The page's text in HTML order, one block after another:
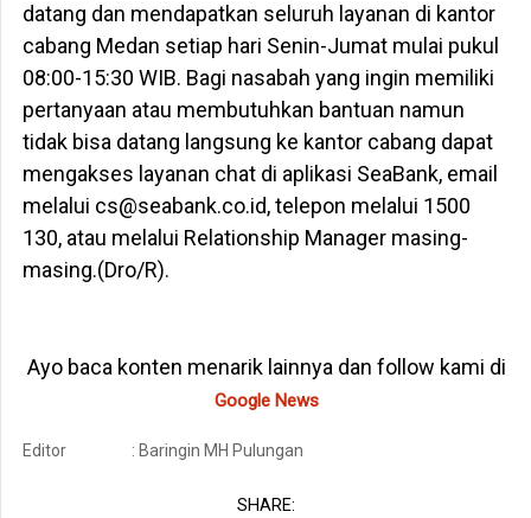
datang dan mendapatkan seluruh layanan di kantor
cabang Medan setiap hari Senin-Jumat mulai pukul
08:00-15:30 WIB. Bagi nasabah yang ingin memiliki
pertanyaan atau membutuhkan bantuan namun
tidak bisa datang langsung ke kantor cabang dapat
mengakses layanan chat di aplikasi SeaBank, email
melalui cs@seabank.co.id, telepon melalui 1500
130, atau melalui Relationship Manager masing-
masing.(Dro/R).
Ayo baca konten menarik lainnya dan follow kami di
Google News
Editor : Baringin MH Pulungan
SHARE: